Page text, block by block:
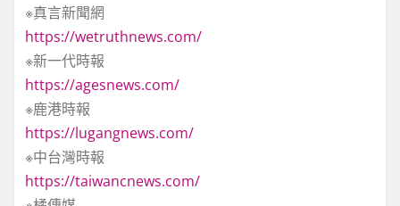
※真言新聞網
https://wetruthnews.com/
※新一代時報
https://agesnews.com/
※鹿港時報
https://lugangnews.com/
※中台灣時報
https://taiwancnews.com/